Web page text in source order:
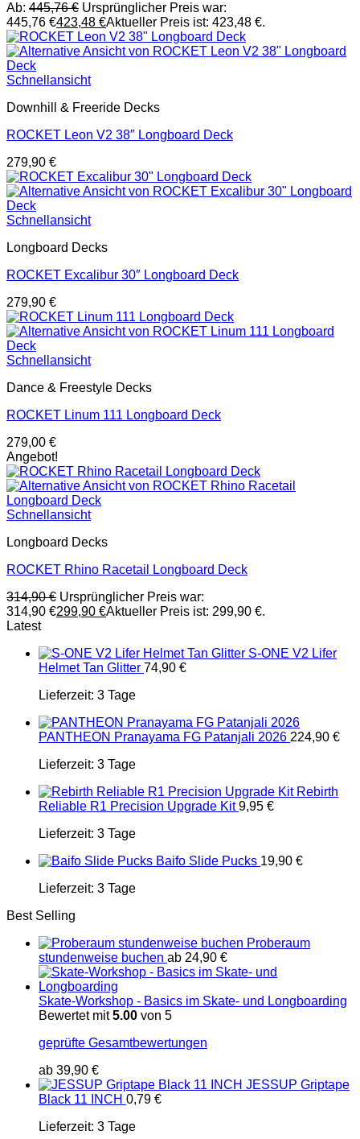
Ab: 445,76€ Ursprünglicher Preis war:
445,76 €423,48 €Aktueller Preis ist: 423,48 €.
Schnellansicht
Downhill & Freeride Decks
ROCKET Leon V2 38″ Longboard Deck
279,90 €
Schnellansicht
Longboard Decks
ROCKET Excalibur 30″ Longboard Deck
279,90 €
Schnellansicht
Dance & Freestyle Decks
ROCKET Linum 111 Longboard Deck
279,00 €
Angebot!
Schnellansicht
Longboard Decks
ROCKET Rhino Racetail Longboard Deck
314,90€ Ursprünglicher Preis war:
314,90 €299,90 €Aktueller Preis ist: 299,90 €.
Latest
S-ONE V2 Lifer
Helmet Tan Glitter 74,90 €
Lieferzeit: 3 Tage
PANTHEON Pranayama FG Patanjali 2026 224,90 €
Lieferzeit: 3 Tage
Rebirth
Reliable R1 Precision Upgrade Kit 9,95 €
Lieferzeit: 3 Tage
Baifo Slide Pucks 19,90 €
Lieferzeit: 3 Tage
Best Selling
Proberaum
stundenweise buchen ab 24,90 €
Skate-Workshop - Basics im Skate- und Longboarding
Bewertet mit5.00 von 5
geprüfte Gesamtbewertungen
ab 39,90 €
JESSUP Griptape
Black 11 INCH 0,79 €
Lieferzeit: 3 Tage